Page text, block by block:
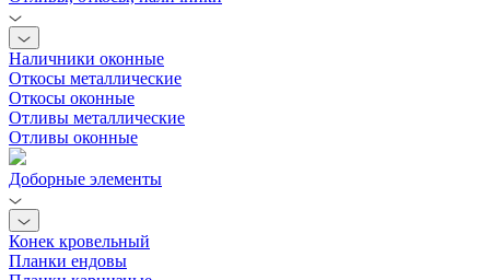
Наличники оконные
Откосы металлические
Откосы оконные
Отливы металлические
Отливы оконные
Доборные элементы
Конек кровельный
Планки ендовы